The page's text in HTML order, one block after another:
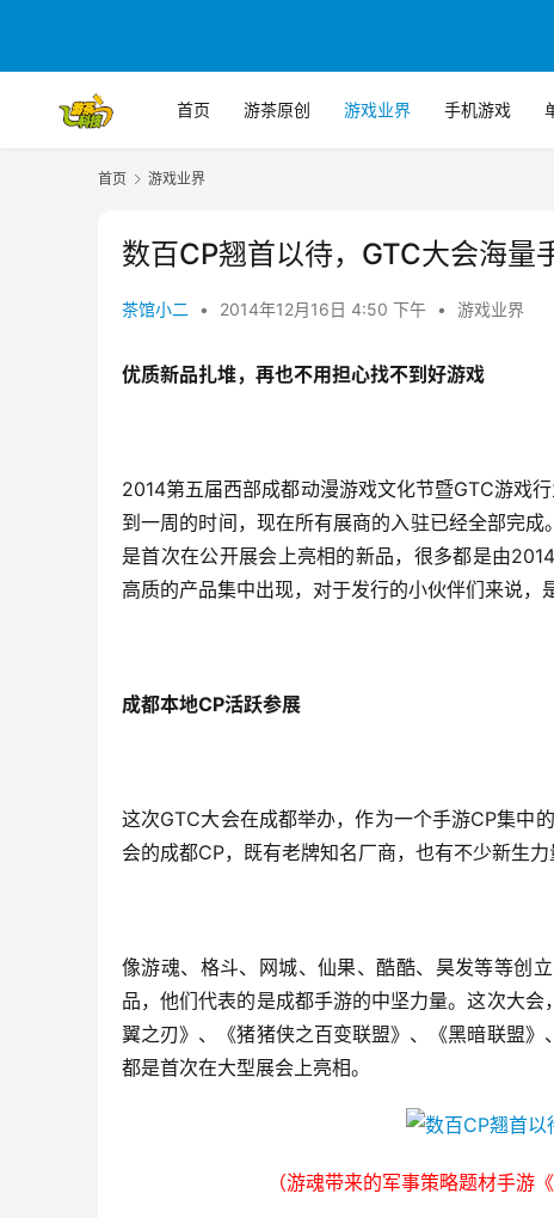
首页 游茶原创 游戏业界 手机游戏
首页 游戏业界
数百CP翘首以待，GTC大会海量
茶馆小二 • 2014年12月16日 4:50 下午 • 游戏业界
优质新品扎堆，再也不用担心找不到好游戏
2014第五届西部成都动漫游戏文化节暨GTC游戏
到一周的时间，现在所有展商的入驻已经全部完
是首次在公开展会上亮相的新品，很多都是由
高质的产品集中出现，对于发行的小伙伴们来说，
成都本地CP活跃参展
这次GTC大会在成都举办，作为一个手游CP集中
会的成都CP，既有老牌知名厂商，也有不少新生力
像游魂、格斗、网城、仙果、酷酷、昊发等等创
品，他们代表的是成都手游的中坚力量。这次大
翼之刃》、《猪猪侠之百变联盟》、《黑暗联盟
都是首次在大型展会上亮相。
（游魂带来的军事策略题材手游